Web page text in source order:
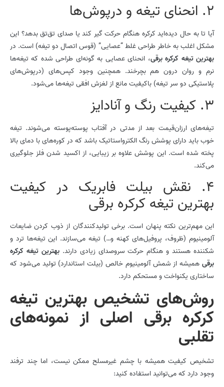
2. انحنای تیغه و درپوش‌ها
آیا تا به حال دیده‌اید کرکره هنگام حرکت گیر کند یا صدای تق‌تق بدهد؟ این
مشکل اغلب به خاطر طراحی غلط “عصایی” (قوس اتصال دو تیغه) است. در
بهترین تیغه کرکره برقی، انحنای عصایی به گونه‌ای طراحی شده که تیغه‌ها
نرم و روان درون هم بچرخند. همچنین وجود کپس‌های (درپوش‌های
پلاستیکی دو سر تیغه) باکیفیت مانع از لغزش افقی تیغه‌ها می‌شود.
3. کیفیت رنگ و آنادایز
تیغه‌های ارزان‌قیمت بعد از مدتی در آفتاب پوسته‌پوسته می‌شوند. تیغه
خوب باید دارای پوشش رنگ الکترواستاتیک باشد که در کوره‌های با دمای بالا
پخته شده است. این پوشش علاوه بر زیبایی، از اکسید شدن فلز جلوگیری
می‌کند.
4. نقش بیلت فابریک در کیفیت
بهترین تیغه کرکره برقی
این مهم‌ترین نکته پنهان است. برخی تولیدکنندگان از ذوب کردن ضایعات
آلومینیوم (ظروف، پروفیل‌های کهنه و…) تیغه می‌سازند. این تیغه‌ها ترد و
شکننده هستند و هنگام حرکت سروصدای زیادی دارند.بهترین تیغه کرکره
برقی همیشه از شمش آلومینیوم خالص (بیلت استاندارد) تولید می‌شود که
ساختاری یکنواخت و مستحکم دارد.
روش‌های تشخیص بهترین تیغه
کرکره برقی اصلی از نمونه‌های
تقلبی
تشخیص کیفیت همیشه با چشم غیرمسلح ممکن نیست، اما چند ترفند
وجود دارد که می‌توانید استفاده کنید: